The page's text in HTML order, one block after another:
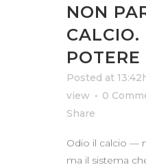
NON
CALCIO.
Posted at
view
0
Share
Odio il calcio —
ma il sistema